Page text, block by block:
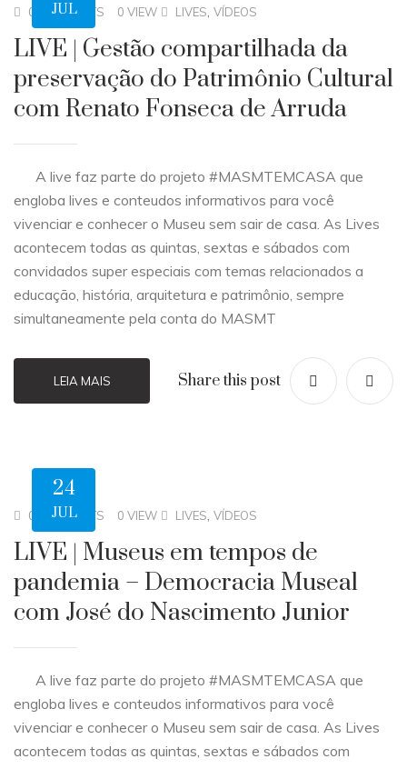
JUL
0 COMMENTS 0 VIEW LIVES, VÍDEOS
LIVE | Gestão compartilhada da
preservação do Patrimônio Cultural
com Renato Fonseca de Arruda
A live faz parte do projeto #MASMTEMCASA que
engloba lives e conteudos informativos para você
vivenciar e conhecer o Museu sem sair de casa. As Lives
acontecem todas as quintas, sextas e sábados com
convidados super especiais com temas relacionados a
educação, história, arquitetura e patrimônio, sempre
simultaneamente pela conta do MASMT
LEIA MAIS Share this post
24
JUL
0 COMMENTS 0 VIEW LIVES, VÍDEOS
LIVE | Museus em tempos de
pandemia – Democracia Museal
com José do Nascimento Junior
A live faz parte do projeto #MASMTEMCASA que
engloba lives e conteudos informativos para você
vivenciar e conhecer o Museu sem sair de casa. As Lives
acontecem todas as quintas, sextas e sábados com